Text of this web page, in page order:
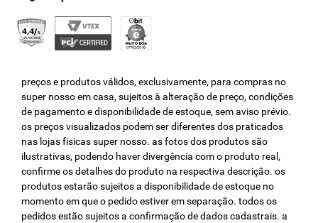
preços e produtos válidos, exclusivamente, para compras no
super nosso em casa, sujeitos à alteração de preço, condições
de pagamento e disponibilidade de estoque, sem aviso prévio.
os preços visualizados podem ser diferentes dos praticados
nas lojas físicas super nosso. as fotos dos produtos são
ilustrativas, podendo haver divergência com o produto real,
confirme os detalhes do produto na respectiva descrição. os
produtos estarão sujeitos a disponibilidade de estoque no
momento em que o pedido estiver em separação. todos os
pedidos estão sujeitos a confirmação de dados cadastrais. a